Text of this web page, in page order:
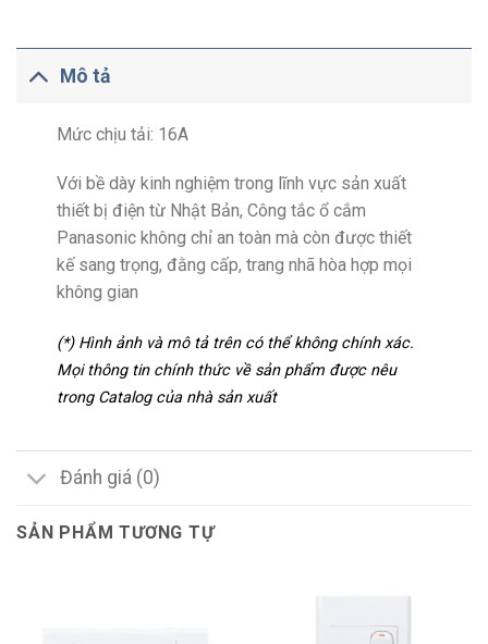
Mô tả
Mức chịu tải: 16A
Với bề dày kinh nghiệm trong lĩnh vực sản xuất
thiết bị điện từ Nhật Bản, Công tắc ổ cắm
Panasonic không chỉ an toàn mà còn được thiết
kế sang trọng, đằng cấp, trang nhã hòa hợp mọi
không gian
(*) Hình ảnh và mô tả trên có thể không chính xác.
Mọi thông tin chính thức về sản phẩm được nêu
trong Catalog của nhà sản xuất
Đánh giá (0)
SẢN PHẨM TƯƠNG TỰ